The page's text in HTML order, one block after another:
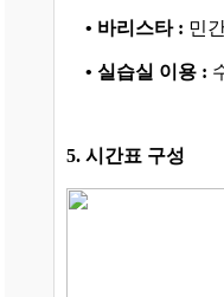
• 바리스타 : 민
• 실습실 이용 :
5. 시간표 구성